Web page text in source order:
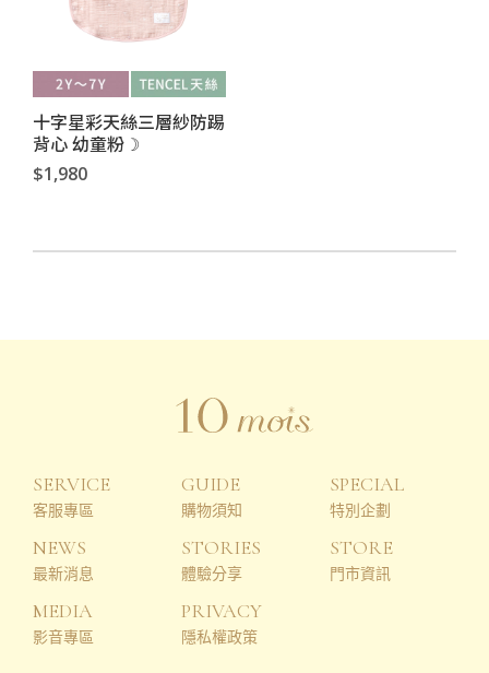
十字星彩天絲三層紗防踢
背心 幼童粉☽
$1,980
SERVICE
客服專區
GUIDE
購物須知
SPECIAL
特別企劃
NEWS
最新消息
STORIES
體驗分享
STORE
門市資訊
MEDIA
影音專區
PRIVACY
隱私權政策